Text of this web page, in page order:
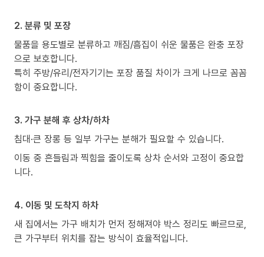
2. 분류 및 포장
물품을 용도별로 분류하고 깨짐/흠집이 쉬운 물품은 완충 포장
으로 보호합니다.
특히 주방/유리/전자기기는 포장 품질 차이가 크게 나므로 꼼꼼
함이 중요합니다.
3. 가구 분해 후 상차/하차
침대·큰 장롱 등 일부 가구는 분해가 필요할 수 있습니다.
이동 중 흔들림과 찍힘을 줄이도록 상차 순서와 고정이 중요합
니다.
4. 이동 및 도착지 하차
새 집에서는 가구 배치가 먼저 정해져야 박스 정리도 빠르므로,
큰 가구부터 위치를 잡는 방식이 효율적입니다.